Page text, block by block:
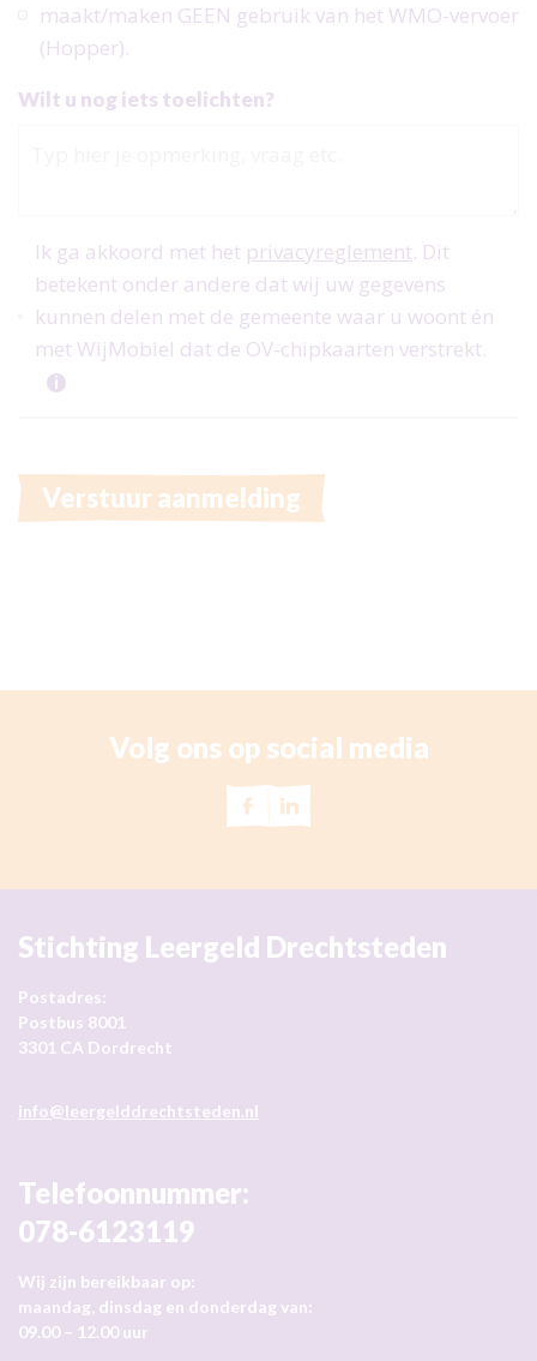
maakt/maken GEEN gebruik van het WMO-vervoer
(Hopper).
Wilt u nog iets toelichten?
Ik ga akkoord met het privacyreglement. Dit
betekent onder andere dat wij uw gegevens
kunnen delen met de gemeente waar u woont én
met WijMobiel dat de OV-chipkaarten verstrekt.
i
Verstuur aanmelding
Vanaf maandag 17 augustus zijn wij telefonisch weer
Volg ons op social media
Stichting Leergeld Drechtsteden
Postadres:
Postbus 8001
3301 CA Dordrecht
info@leergelddrechtsteden.nl
Telefoonnummer:
078-6123119
Wij zijn bereikbaar op:
maandag, dinsdag en donderdag van:
09.00 – 12.00 uur